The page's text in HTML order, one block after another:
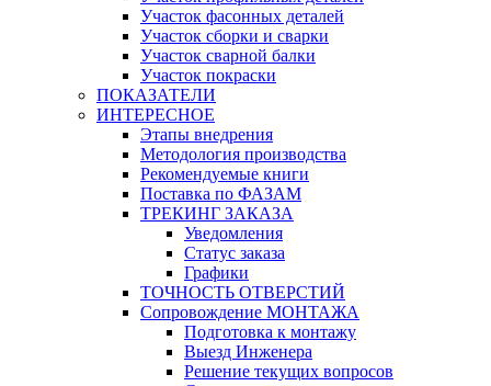
Участок фасонных деталей
Участок сборки и сварки
Участок сварной балки
Участок покраски
ПОКАЗАТЕЛИ
ИНТЕРЕСНОЕ
Этапы внедрения
Методология производства
Рекомендуемые книги
Поставка по ФАЗАМ
ТРЕКИНГ ЗАКАЗА
Уведомления
Статус заказа
Графики
ТОЧНОСТЬ ОТВЕРСТИЙ
Сопровождение МОНТАЖА
Подготовка к монтажу
Выезд Инженера
Решение текущих вопросов